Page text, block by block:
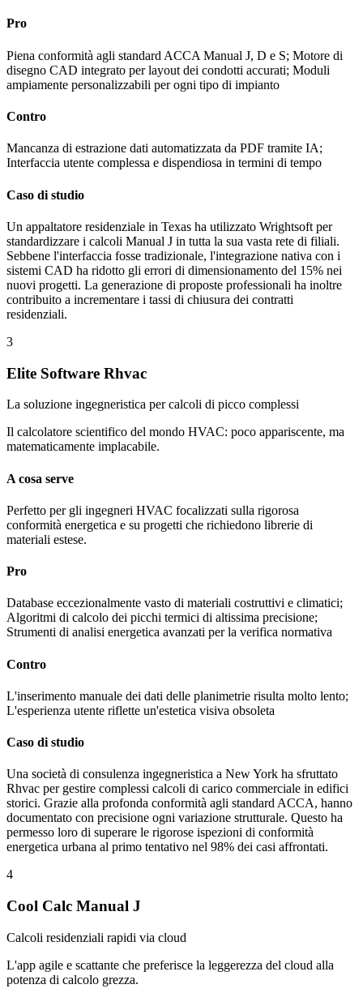
Pro
Piena conformità agli standard ACCA Manual J, D e S; Motore di
disegno CAD integrato per layout dei condotti accurati; Moduli
ampiamente personalizzabili per ogni tipo di impianto
Contro
Mancanza di estrazione dati automatizzata da PDF tramite IA;
Interfaccia utente complessa e dispendiosa in termini di tempo
Caso di studio
Un appaltatore residenziale in Texas ha utilizzato Wrightsoft per
standardizzare i calcoli Manual J in tutta la sua vasta rete di filiali.
Sebbene l'interfaccia fosse tradizionale, l'integrazione nativa con i
sistemi CAD ha ridotto gli errori di dimensionamento del 15% nei
nuovi progetti. La generazione di proposte professionali ha inoltre
contribuito a incrementare i tassi di chiusura dei contratti
residenziali.
3
Elite Software Rhvac
La soluzione ingegneristica per calcoli di picco complessi
Il calcolatore scientifico del mondo HVAC: poco appariscente, ma
matematicamente implacabile.
A cosa serve
Perfetto per gli ingegneri HVAC focalizzati sulla rigorosa
conformità energetica e su progetti che richiedono librerie di
materiali estese.
Pro
Database eccezionalmente vasto di materiali costruttivi e climatici;
Algoritmi di calcolo dei picchi termici di altissima precisione;
Strumenti di analisi energetica avanzati per la verifica normativa
Contro
L'inserimento manuale dei dati delle planimetrie risulta molto lento;
L'esperienza utente riflette un'estetica visiva obsoleta
Caso di studio
Una società di consulenza ingegneristica a New York ha sfruttato
Rhvac per gestire complessi calcoli di carico commerciale in edifici
storici. Grazie alla profonda conformità agli standard ACCA, hanno
documentato con precisione ogni variazione strutturale. Questo ha
permesso loro di superare le rigorose ispezioni di conformità
energetica urbana al primo tentativo nel 98% dei casi affrontati.
4
Cool Calc Manual J
Calcoli residenziali rapidi via cloud
L'app agile e scattante che preferisce la leggerezza del cloud alla
potenza di calcolo grezza.